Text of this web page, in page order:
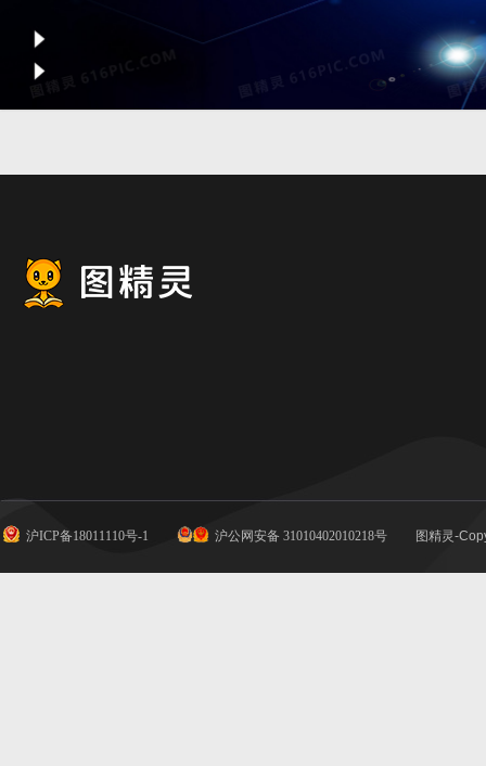
沪ICP备18011110号-1 沪公网安备 31010402010218号 图精灵-